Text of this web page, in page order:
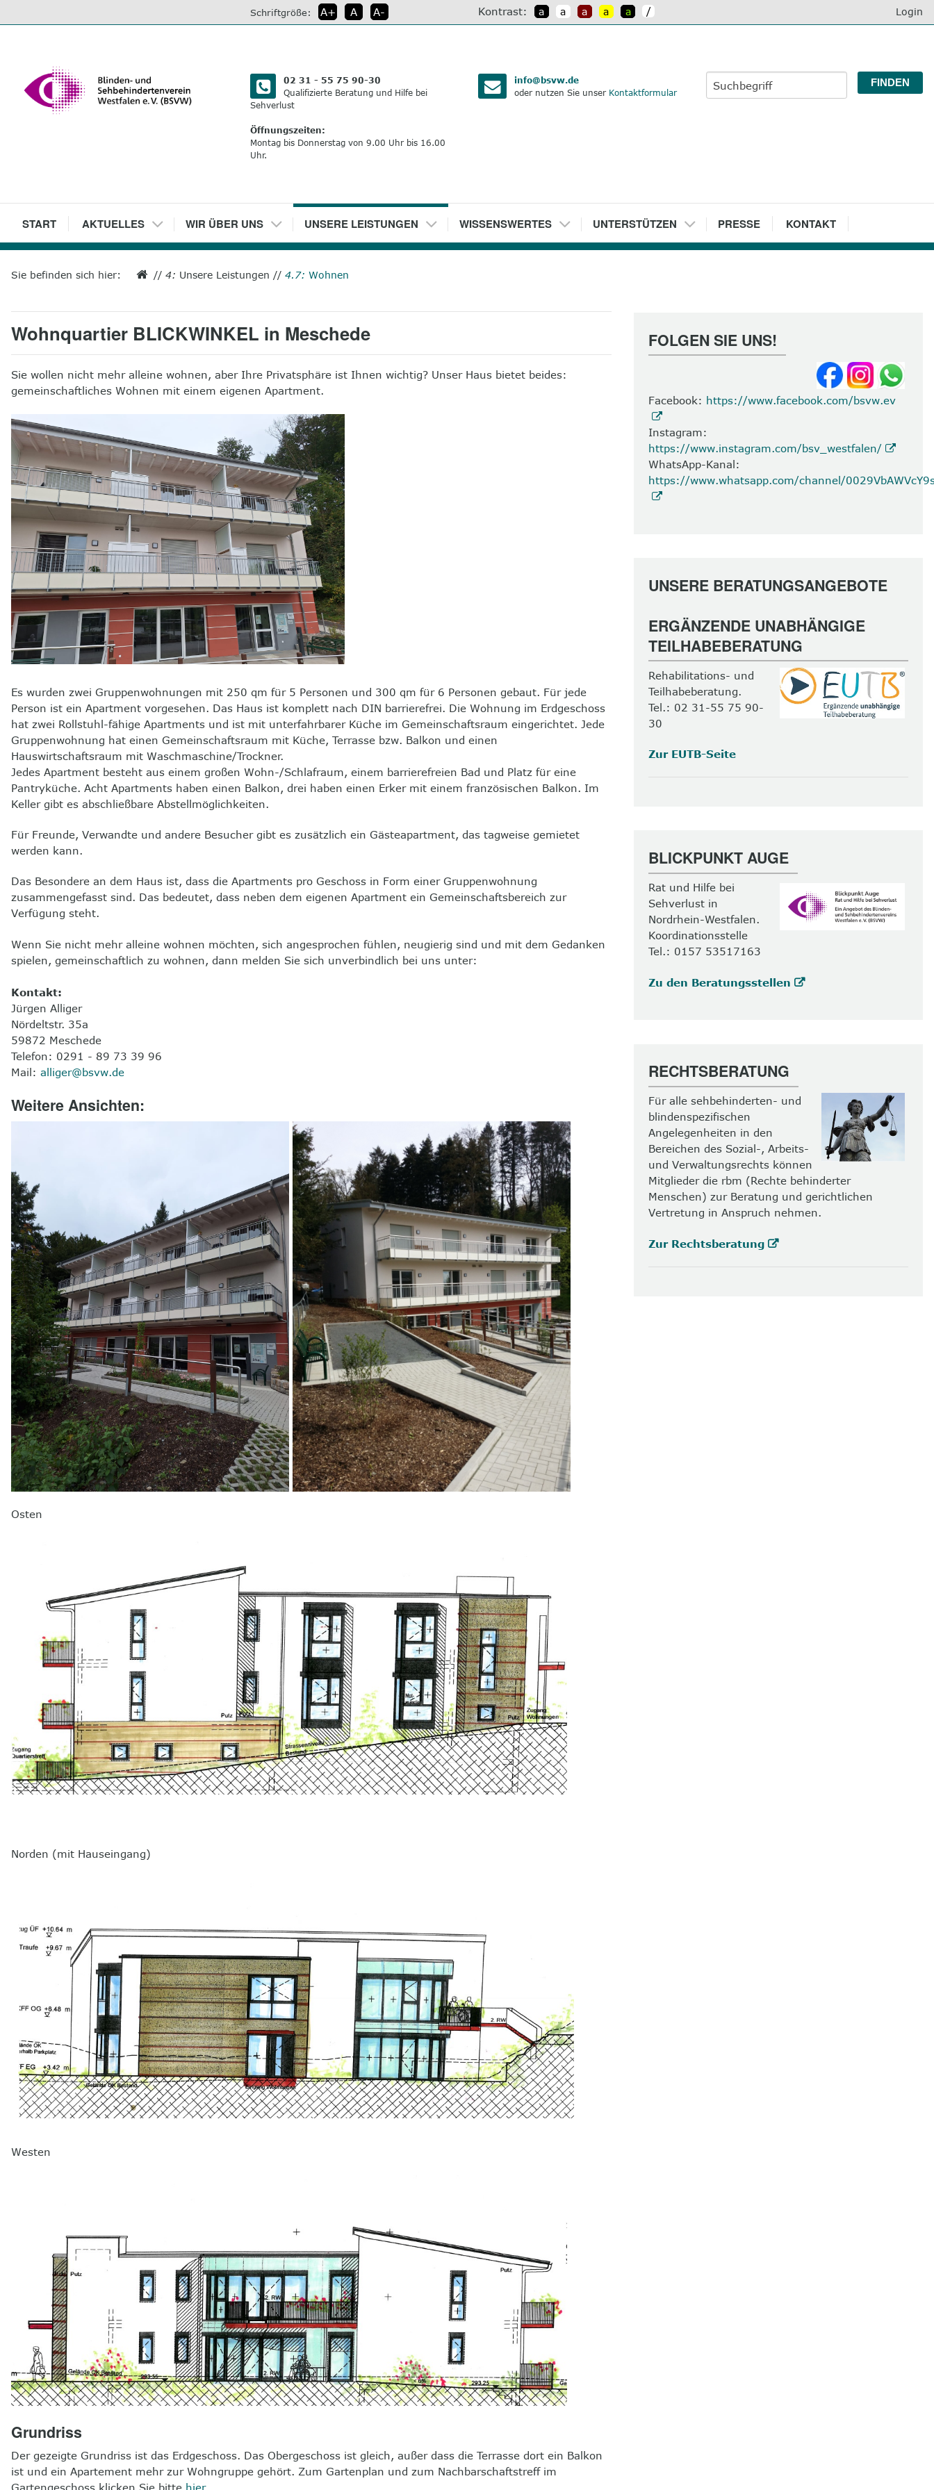
zum
Schriftgröße: A+ A A- Kontrast: a a a a a / Login
02 31 - 55 75 90-30
Qualifizierte Beratung und Hilfe bei
Sehverlust
Öffnungszeiten:
Montag bis Donnerstag von 9.00 Uhr bis 16.00
Uhr.
info@bsvw.de
oder nutzen Sie unser Kontaktformular
1
START 2
AKTUELLES 3
WIR ÜBER UNS 4
UNSERE LEISTUNGEN 5
WISSENSWERTES 6
UNTERSTÜTZEN 7
PRESSE 8
KONTAKT
Sie befinden sich hier: //4: Unsere Leistungen //4.7:Wohnen
Wohnquartier BLICKWINKEL in Meschede
Sie wollen nicht mehr alleine wohnen, aber Ihre Privatsphäre ist Ihnen wichtig? Unser Haus bietet beides:
gemeinschaftliches Wohnen mit einem eigenen Apartment.
Es wurden zwei Gruppenwohnungen mit 250 qm für 5 Personen und 300 qm für 6 Personen gebaut. Für jede
Person ist ein Apartment vorgesehen. Das Haus ist komplett nach DIN barrierefrei. Die Wohnung im Erdgeschoss
hat zwei Rollstuhl-fähige Apartments und ist mit unterfahrbarer Küche im Gemeinschaftsraum eingerichtet. Jede
Gruppenwohnung hat einen Gemeinschaftsraum mit Küche, Terrasse bzw. Balkon und einen
Hauswirtschaftsraum mit Waschmaschine/Trockner.
Jedes Apartment besteht aus einem großen Wohn-/Schlafraum, einem barrierefreien Bad und Platz für eine
Pantryküche. Acht Apartments haben einen Balkon, drei haben einen Erker mit einem französischen Balkon. Im
Keller gibt es abschließbare Abstellmöglichkeiten.
Für Freunde, Verwandte und andere Besucher gibt es zusätzlich ein Gästeapartment, das tagweise gemietet
werden kann.
Das Besondere an dem Haus ist, dass die Apartments pro Geschoss in Form einer Gruppenwohnung
zusammengefasst sind. Das bedeutet, dass neben dem eigenen Apartment ein Gemeinschaftsbereich zur
Verfügung steht.
Wenn Sie nicht mehr alleine wohnen möchten, sich angesprochen fühlen, neugierig sind und mit dem Gedanken
spielen, gemeinschaftlich zu wohnen, dann melden Sie sich unverbindlich bei uns unter:
Kontakt:
Jürgen Alliger
Nördeltstr. 35a
59872 Meschede
Telefon: 0291 - 89 73 39 96
Mail:alliger@bsvw.de
Weitere Ansichten:
Osten
Norden (mit Hauseingang)
Westen
Grundriss
Der gezeigte Grundriss ist das Erdgeschoss. Das Obergeschoss ist gleich, außer dass die Terrasse dort ein Balkon
ist und ein Apartement mehr zur Wohngruppe gehört. Zum Gartenplan und zum Nachbarschaftstreff im
FOLGEN SIE UNS!
Facebook: https://www.facebook.com/bsvw.ev
Instagram:
https://www.instagram.com/bsv_westfalen/
WhatsApp-Kanal:
https://www.whatsapp.com/channel/
UNSERE BERATUNGSANGEBOTE
ERGÄNZENDE UNABHÄNGIGE
TEILHABEBERATUNG
Rehabilitations- und
Teilhabeberatung.
Tel.: 02 31-55 75 90-
30
Zur EUTB-Seite
BLICKPUNKT AUGE
Rat und Hilfe bei
Sehverlust in
Nordrhein-Westfalen.
Koordinationsstelle
Tel.: 0157 53517163
Zu den Beratungsstellen
RECHTSBERATUNG
Für alle sehbehinderten- und
blindenspezifischen
Angelegenheiten in den
Bereichen des Sozial-, Arbeits-
und Verwaltungsrechts können
Mitglieder die rbm (Rechte behinderter
Menschen) zur Beratung und gerichtlichen
Vertretung in Anspruch nehmen.
Zur Rechtsberatung